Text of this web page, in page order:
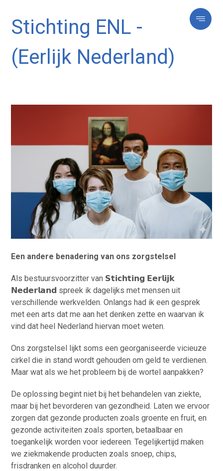
Stichting ENL -
(Eerlijk Nederland)
Een andere benadering van ons zorgstelsel
Als bestuursvoorzitter van 𝗦𝘁𝗶𝗰𝗵𝘁𝗶𝗻𝗴 𝗘𝗲𝗿𝗹𝗶𝗷𝗸
𝗡𝗲𝗱𝗲𝗿𝗹𝗮𝗻𝗱 spreek ik dagelijks met mensen uit
verschillende werkvelden. Onlangs had ik een gesprek
met een arts dat me aan het denken zette en waarvan ik
vind dat heel Nederland hiervan moet weten.
Ons zorgstelsel lijkt soms een georganiseerde vicieuze
cirkel die in stand wordt gehouden om geld te verdienen.
Maar wat als we het probleem bij de wortel aanpakken?
De oplossing begint niet bij het behandelen van ziekte,
maar bij het bevorderen van gezondheid. Laten we ervoor
zorgen dat gezonde producten zoals groente en fruit, en
gezonde activiteiten zoals sporten, betaalbaar en
toegankelijk worden voor iedereen. Tegelijkertijd maken
we ziekmakende producten zoals snoep, chips,
frisdranken en alcohol duurder.